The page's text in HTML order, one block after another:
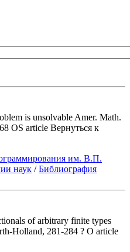
is unsolvable Amer. Math.
OS article Вернуться к
им. В.П.
наук /Библиография
of arbitrary finite types
Holland, 281-284 ? O article